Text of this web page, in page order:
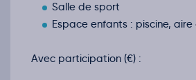
Salle de sport
Espace enfants : piscine, aire
Avec participation (€) :